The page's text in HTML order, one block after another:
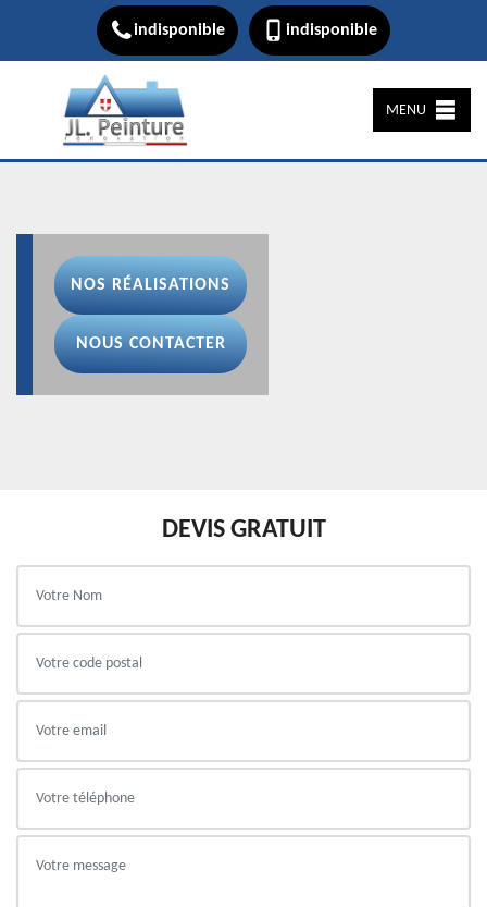
indisponible indisponible
MENU
NOS RÉALISATIONS
NOUS CONTACTER
DEVIS GRATUIT